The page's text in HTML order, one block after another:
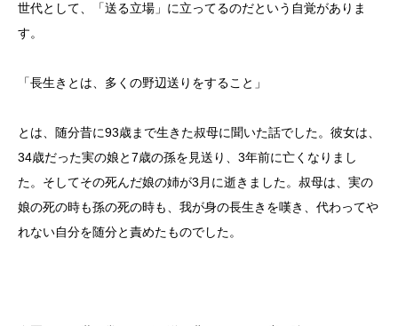
世代として、「送る立場」に立ってるのだという自覚がありま
す。
「長生きとは、多くの野辺送りをすること」
とは、随分昔に93歳まで生きた叔母に聞いた話でした。彼女は、
34歳だった実の娘と7歳の孫を見送り、3年前に亡くなりまし
た。そしてその死んだ娘の姉が3月に逝きました。叔母は、実の
娘の死の時も孫の死の時も、我が身の長生きを嘆き、代わってや
れない自分を随分と責めたものでした。